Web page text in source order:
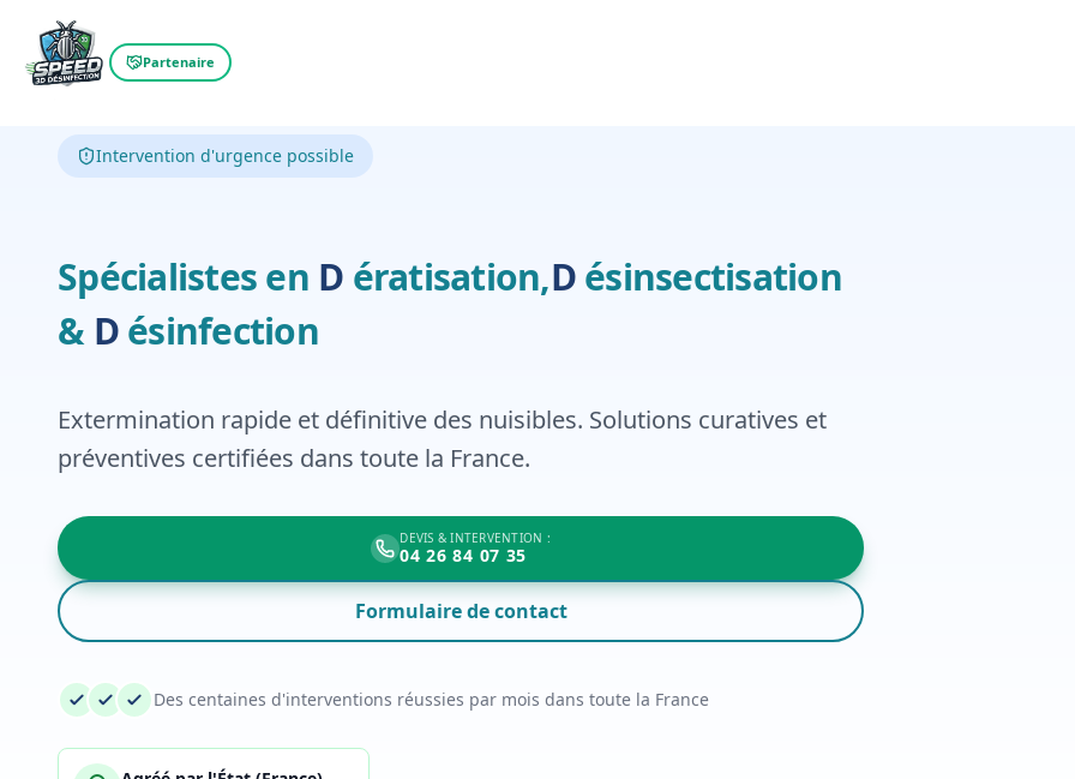
Partenaire
Intervention d'urgence possible
Spécialistes en Dératisation,
D ératisation,Désinsectisation
Désinsectisation
& Désinfection
Désinfection
Extermination rapide et définitive des nuisibles. Solutions curatives et
préventives certifiées dans toute la France.
DEVIS & INTERVENTION :
04 26 84 07 35
Formulaire de contact
Des centaines d'interventions réussies par mois dans toute la France